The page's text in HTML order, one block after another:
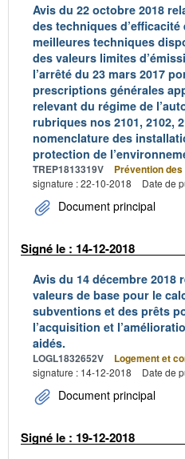
Avis du 22 octobre 2018
des techniques
meilleures techniques
des valeurs limites
l’arrêté du 23 mars 2017
prescriptions générales
relevant du régime de
rubriques nos 2101, 2102,
nomenclature des
protection de
TREP1813319V Prévention
signature : 22-10-2018
Date de
Document principal
Signé le : 14-12-2018
Avis du 14 décembre 2018
valeurs de base pour le
subventions et des prêts
l’acquisition et
aidés.
LOGL1832652V Logement et
signature : 14-12-2018
Date de
Document principal
Signé le : 19-12-2018